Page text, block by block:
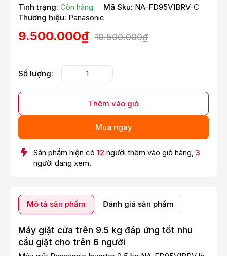
Tình trạng: Còn hàng Mã Sku: NA-FD95V1BRV-C
Thương hiệu: Panasonic
9.500.000₫ 10.500.000₫
Số lượng:
Thêm vào giỏ
Mua ngay
Sản phẩm hiện có 12 người thêm vào giỏ hàng, 3
người đang xem.
Mô tả sản phẩm Đánh giá sản phẩm
Máy giặt cửa trên 9.5 kg đáp ứng tốt nhu
cầu giặt cho trên 6 người